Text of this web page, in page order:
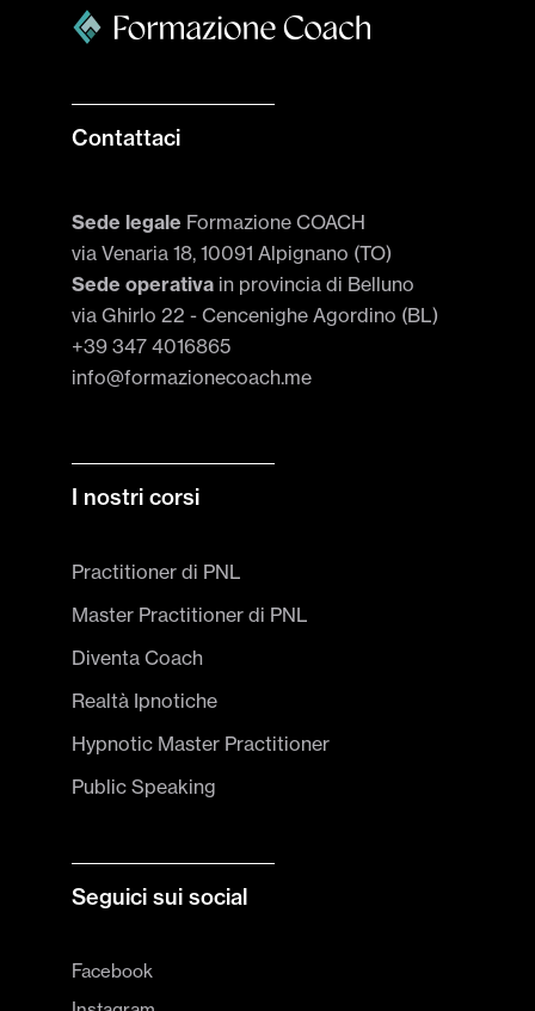
Contattaci
Sede legale Formazione COACH
via Venaria 18, 10091 Alpignano (TO)
Sede operativa in provincia di Belluno
via Ghirlo 22 - Cencenighe Agordino (BL)
+39 347 4016865
info@formazionecoach.me
I nostri corsi
Practitioner di PNL
Master Practitioner di PNL
Diventa Coach
Realtà Ipnotiche
Hypnotic Master Practitioner
Public Speaking
Seguici sui social
Facebook